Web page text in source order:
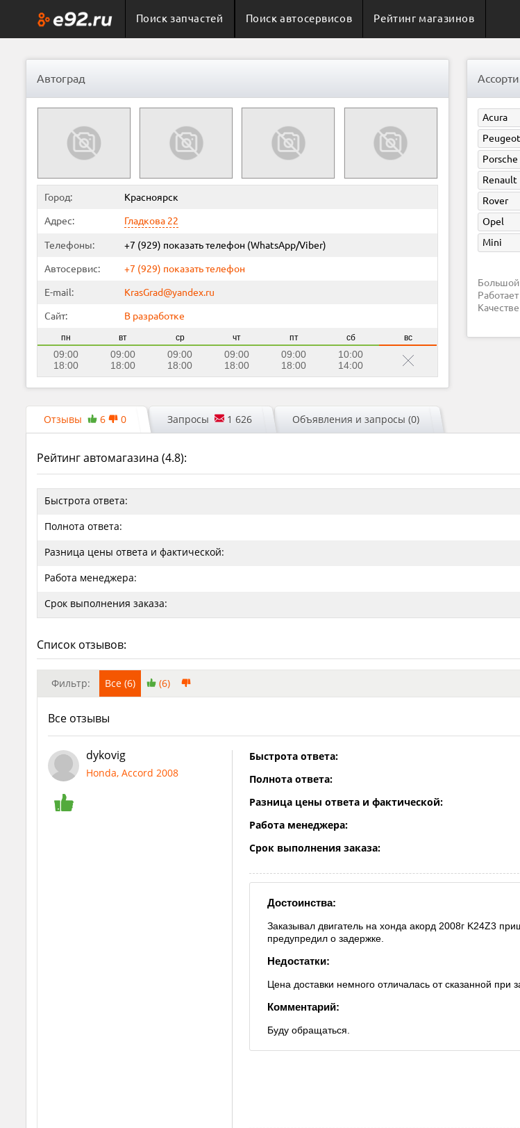
Поиск запчастей Поиск автосервисов Рейтинг магазинов
Автоград
Город: Красноярск
Адрес: Гладкова 22
Телефоны: +7 (929) показать телефон (WhatsApp/Viber)
Автосервис: +7 (929) показать телефон
E-mail: KrasGrad@yandex.ru
Сайт: В разработке
пн вт ср чт пт сб вс
09:00
18:00
09:00
18:00
09:00
18:00
09:00
18:00
09:00
18:00
10:00
14:00
Acura
Peugeot
Porsche
Renault
Rover
Opel
Mini
Качестве
Отзывы 6 0 Запросы 1 626 Объявления и запросы (0)
Рейтинг автомагазина (4.8):
Быстрота ответа:
Полнота ответа:
Разница цены ответа и фактической:
Работа менеджера:
Срок выполнения заказа:
Список отзывов:
Фильтр: Все (6) (6)
Все отзывы
dykovig
Honda, Accord 2008
Быстрота ответа:
Полнота ответа:
Разница цены ответа и фактической:
Работа менеджера:
Срок выполнения заказа:
Достоинства:
Заказывал двигатель на хонда акорд 2008г K24Z3
предупредил о задержке.
Недостатки:
Цена доставки немного отличалась от сказанной при
Комментарий:
Буду обращаться.